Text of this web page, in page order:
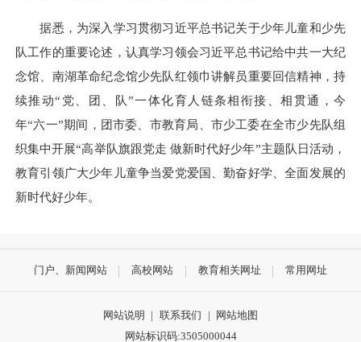
据悉，为深入学习贯彻习近平总书记关于少年儿童和少先
队工作的重要论述，认真学习领会习近平总书记给中共一大纪
念馆、南湖革命纪念馆少先队红领巾讲解员重要回信精神，持
续推动“党、团、队”一体化育人链条相衔接、相贯通，今
年“六一”期间，团市委、市教育局、市少工委在全市少先队组
织集中开展“高举队旗跟党走 做新时代好少年”主题队日活动，
教育引领广大少年儿童争当爱党爱国、勤奋好学、全面发展的
新时代好少年。
门户、新闻网站 高校网站 教育相关网址 常用网址
网站说明 | 联系我们 | 网站地图
网站标识码:3505000044